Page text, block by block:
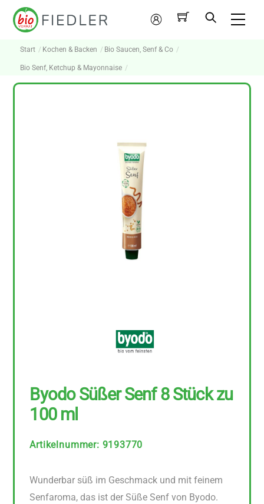
Skip
Mein
Konto
Start Kochen & Backen Bio Saucen, Senf & Co
Bio Senf, Ketchup & Mayonnaise
Byodo Süßer Senf 8 Stück zu
100 ml
Artikelnummer: 9193770
Wunderbar süß im Geschmack und mit feinem
Senfaroma, das ist der Süße Senf von Byodo.